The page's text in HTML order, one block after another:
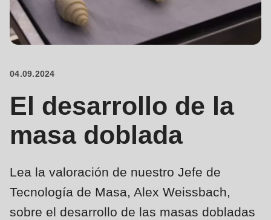
Estados Unidos · ES
Events
is
deprecated
in
>Drupal\rondo_contact\
()
592
modules/custom/rondo_contact/src/ContactService.php
Deprecated
04.09.2024
El desarrollo de la
masa doblada
Lea la valoración de nuestro Jefe de
Tecnología de Masa, Alex Weissbach,
sobre el desarrollo de las masas dobladas